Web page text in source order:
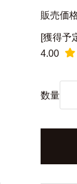
販売価
[獲得予
4.00